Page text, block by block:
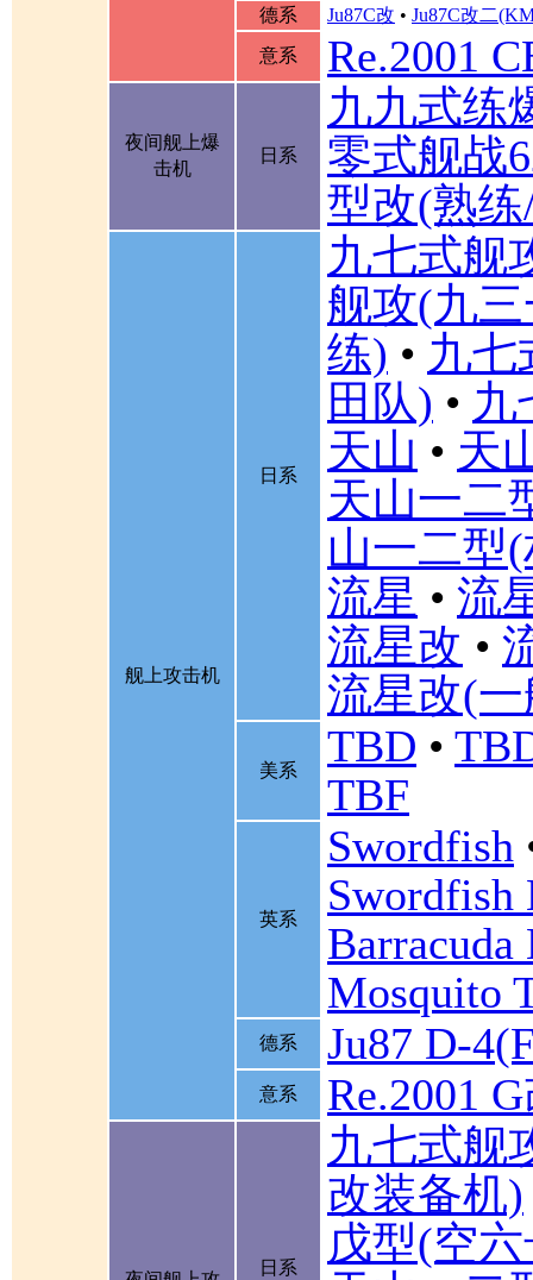
德系 Ju87C改 • Ju87C改二
意系
Re.2001
夜间舰上爆
击机
日系
九九式练
零式舰战
型改(熟
舰上攻击机
日系
九七式舰
舰攻(九
练) • 九七
田队) • 九
天山 • 天
天山一二
山一二型
流星 • 流
流星改 •
流星改(
美系 TBD •
TBF
英系
Swordfish
Mosquito
德系 Ju87 D-
意系 Re.2001
日系
九七式舰
改装备机)
戊型(空